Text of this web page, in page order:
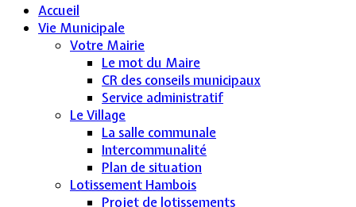
Accueil
Vie Municipale
Votre Mairie
Le mot du Maire
CR des conseils municipaux
Service administratif
Le Village
La salle communale
Intercommunalité
Plan de situation
Lotissement Hambois
Projet de lotissements